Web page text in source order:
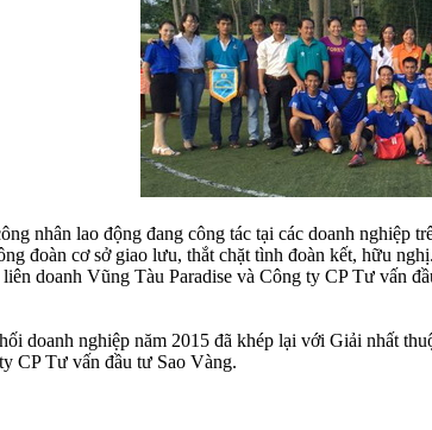
nhân lao động đang công tác tại các doanh
đoàn cơ sở giao lưu, thắt chặt tình đoàn kết, hữu
doanh Vũng Tàu Paradise và Công ty CP Tư vấn
doanh nghiệp năm 2015 đã khép lại với Giải nhất
CP Tư vấn đầu tư Sao Vàng.